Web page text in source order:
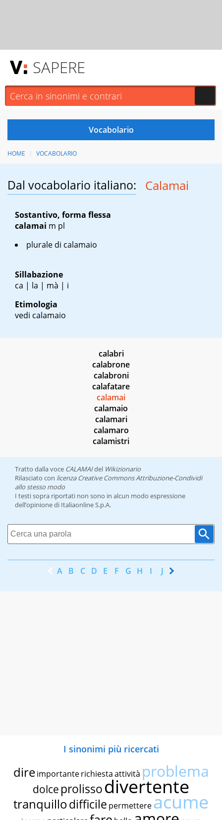
SAPERE
HOME VOCABOLARIO
Dal vocabolario italiano: Calamai
Sostantivo, forma flessa
calamai m pl
plurale di calamaio
Sillabazione
ca | la | mà | i
Etimologia
vedi calamaio
calabri
calabrone
calabroni
calafatare
calamai
calamaio
calamari
calamaro
calamistri
Tratto dalla voce CALAMAIdel Wikizionario
Rilasciato con licenza Creative Commons Attribuzione-Condividi
allo stesso modo
I testi sopra riportati non sono in alcun modo espressione
dell’opinione di Italiaonline S.p.A.
A B C D E F G H I J K
I sinonimi più ricercati
dire importante richiestaattività problema
dolce prolissodivertente
tranquillodifficile permettereacume